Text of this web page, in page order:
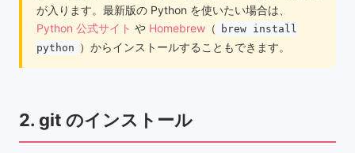
が入ります。最新版の Python を使いたい場合は、
Python 公式サイト や Homebrew （
brew install
python ）からインストールすることもできます。
2. git のインストール